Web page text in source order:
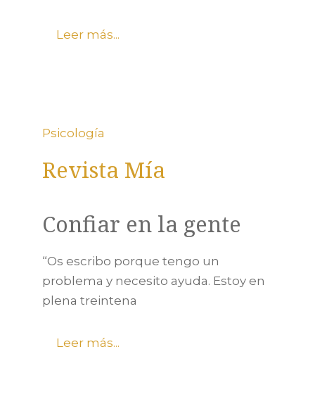
Leer más...
Psicología
Revista Mía
Confiar en la gente
“Os escribo porque tengo un
problema y necesito ayuda. Estoy en
plena treintena
Leer más...